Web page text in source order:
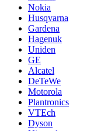
Nokia
Husqvarna
Gardena
Hagenuk
Uniden
GE
Alcatel
DeTeWe
Motorola
Plantronics
VTEch
Dyson